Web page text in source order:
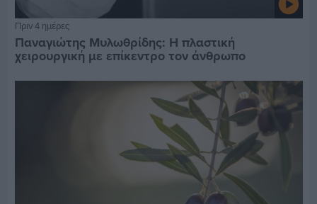
Πριν 4 ημέρες
Παναγιώτης Μυλωθρίδης: Η πλαστική
χειρουργική με επίκεντρο τον άνθρωπο